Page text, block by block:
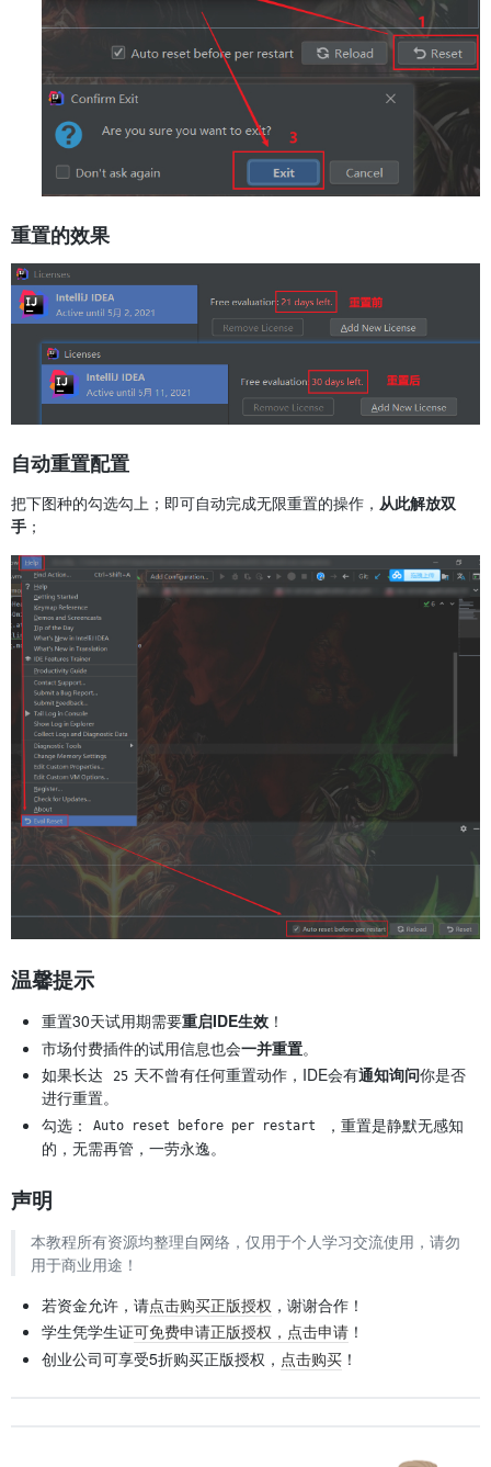
重置的效果
自动重置配置
把下图种的勾选勾上；即可自动完成无限重置的操作， 从此解放双
手 ；
温馨提示
重置30天试用期需要重启IDE生效 ！
市场付费插件的试用信息也会一并重置。
如果长达
25 天不曾有任何重置动作，IDE会有通知询问你是否
进行重置。
勾选：
Auto reset before per restart
，重置是静默无感知
的，无需再管，一劳永逸。
声明
本教程所有资源均整理自网络，仅用于个人学习交流使用，请勿
用于商业用途！
若资金允许，请点击购买正版授权 ，谢谢合作！
学生凭学生证可免费申请正版授权，点击申请 ！
创业公司可享受5折购买正版授权， 点击购买 ！